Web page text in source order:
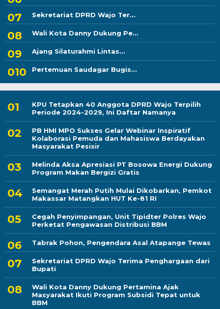
Sekretariat DPRD Wajo Ter...
Wali Kota Danny Dukung Pe...
Ajang Silaturahmi Lintas...
Pertemuan Saudagar Bugis...
KPU Tetapkan 40 Anggota DPRD Wajo Terpilih
Periode 2024-2029, Ini Daftar Namanya
PB HMI MPO Sukses Gelar Webinar Inspiratif
Kolaborasi Pemuda dan Mahasiswa Berdayakan
Masyarakat Pesisir
Melinda Aksa Apresiasi PT Bosowa Energi Dukung
Program Makan Bergizi Gratis
Semangat Merah Putih Mulai Dikobarkan, Pemkot
Makassar Matangkan HUT Ke-81 RI
Cegah Penyimpangan, Unit Tipidter Polres Wajo
Perketat Pengawasan Distribusi BBM
Tabrak Pohon, Pengendara Asal Atapange Tewas
Sekretariat DPRD Wajo Terima Penghargaan dari
Bupati
Wali Kota Danny Dukung Pertamina Ajak
Masyarakat Ikuti Program Subsidi Tepat untuk
BBM